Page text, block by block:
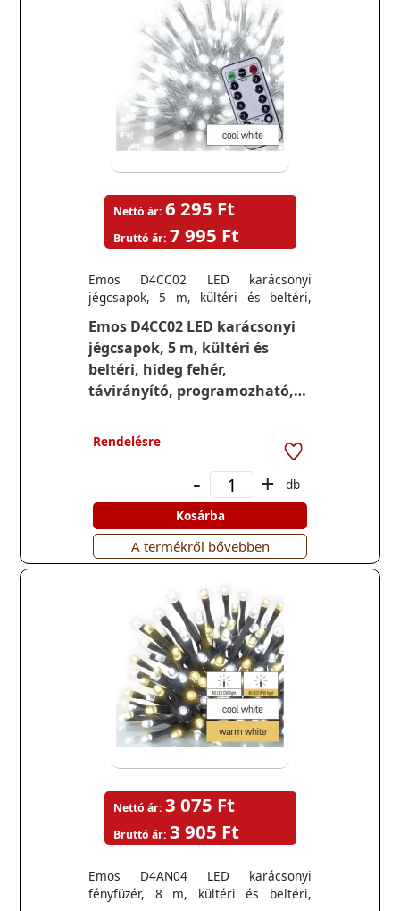
Emos D4CC02 LED karácsonyi
jégcsapok, 5 m, kültéri és
beltéri, hideg fehér,
távirányító, programozható,
Emos D4CC02 LED karácsonyi
jégcsapok, 5 m, kültéri és beltéri,
programozható, időzítő
Nettó ár: 6 295 Ft
Bruttó ár: 7 995 Ft
Rendelésre
- +
db
Kosárba
A termékről bővebben
Emos D4AN04 LED karácsonyi
fényfüzér, 8 m, kültéri és beltéri,
Nettó ár: 3 075 Ft
Bruttó ár: 3 905 Ft